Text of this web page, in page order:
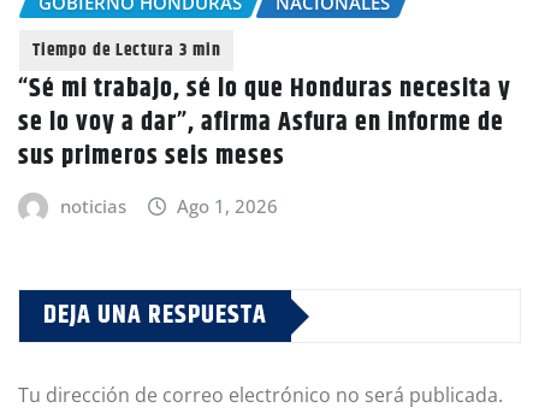
“Sé mi trabajo, sé lo que Honduras necesita y
se lo voy a dar”, afirma Asfura en informe de
sus primeros seis meses
noticias Ago 1, 2026
DEJA UNA RESPUESTA
Tu dirección de correo electrónico no será publicada.